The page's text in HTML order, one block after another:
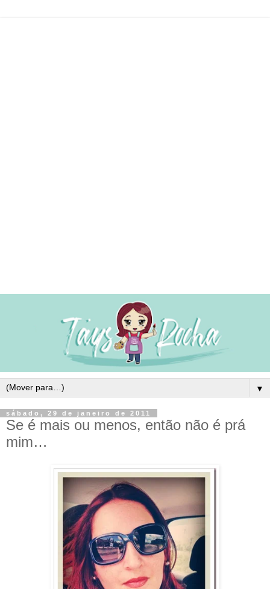
▼
sábado, 29 de janeiro de 2011
Se é mais ou menos, então não é prá
mim…